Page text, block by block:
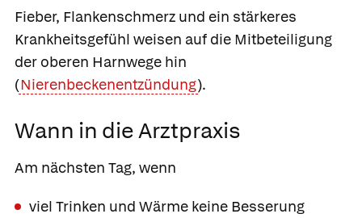
Fieber, Flankenschmerz und ein stärkeres
Krankheitsgefühl weisen auf die Mitbeteiligung
der oberen Harnwege hin
(Nierenbeckenentzündung).
Wann in die Arztpraxis
Am nächsten Tag, wenn
viel Trinken und Wärme keine Besserung